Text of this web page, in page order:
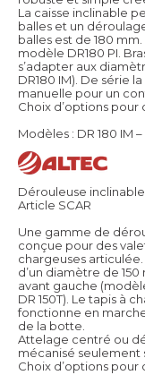
La caisse inclinable
balles et un
balles est de 180
modèle DR180 PI.
s’adapter aux
DR180 IM). De série
manuelle pour un
Choix d’options pour
Modèles : DR 180 IM –
Dérouleuse inclinable
Article SCAR
Une gamme de
conçue pour des
chargeuses
d’un diamètre de
avant gauche
DR 150T). Le tapis à
fonctionne en
de la botte.
Attelage centré ou
mécanisé seulement
Choix d’options pour